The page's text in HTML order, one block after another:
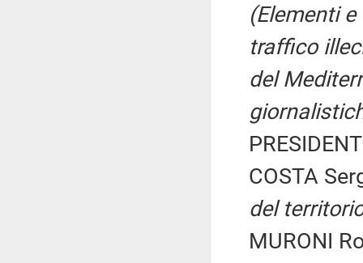
(Elementi
traffico
del
COSTA
del
MURONI